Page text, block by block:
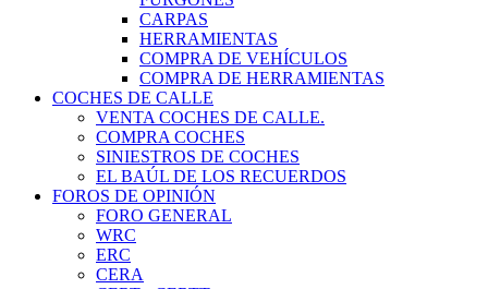
CARPAS
HERRAMIENTAS
COMPRA DE VEHÍCULOS
COMPRA DE HERRAMIENTAS
COCHES DE CALLE
VENTA COCHES DE CALLE.
COMPRA COCHES
SINIESTROS DE COCHES
EL BAÚL DE LOS RECUERDOS
FOROS DE OPINIÓN
FORO GENERAL
WRC
ERC
CERA